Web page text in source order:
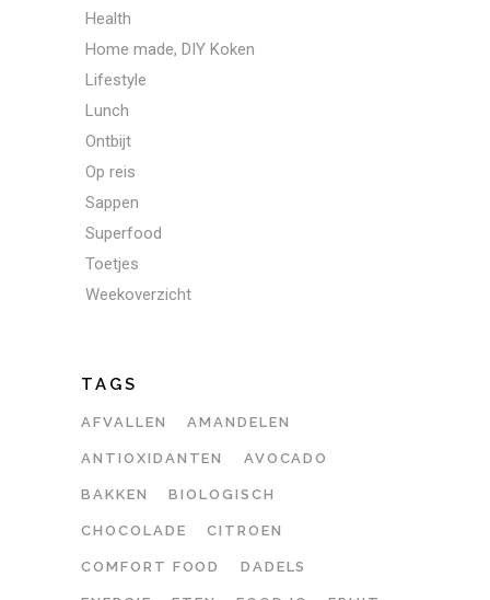
Health
Home made, DIY Koken
Lifestyle
Lunch
Ontbijt
Op reis
Sappen
Superfood
Toetjes
Weekoverzicht
TAGS
AFVALLEN AMANDELEN
ANTIOXIDANTEN AVOCADO
BAKKEN BIOLOGISCH
CHOCOLADE CITROEN
COMFORT FOOD DADELS